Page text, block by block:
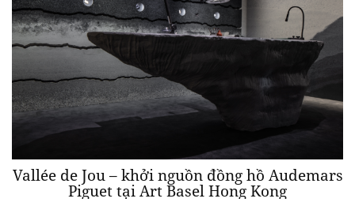
Vallée de Jou – khởi nguồn đồng hồ Audemars
Piguet tại Art Basel Hong Kong